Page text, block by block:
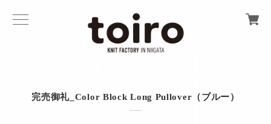
完売御礼_Color Block Long Pullover（ブルー）